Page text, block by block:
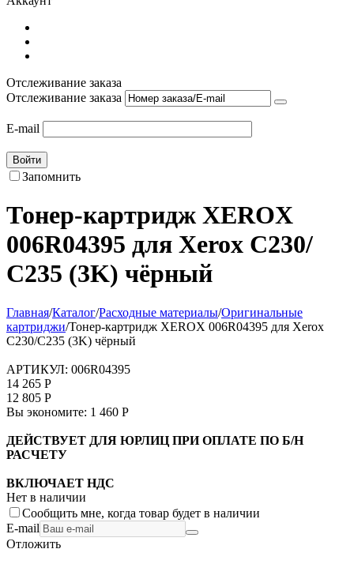
Отслеживание заказа
Отслеживание заказа
E-mail
Войти
Запомнить
Тонер-картридж XEROX
006R04395 для Xerox C230/
С235 (3K) чёрный
Главная/Каталог/Расходные материалы/Оригинальные
картриджи/Тонер-картридж XEROX 006R04395 для Xerox
C230/С235 (3K) чёрный
АРТИКУЛ: 006R04395
14 265 Р
12 805 Р
Вы экономите: 1 460 Р
ДЕЙСТВУЕТ ДЛЯ ЮРЛИЦ ПРИ ОПЛАТЕ ПО Б/Н
РАСЧЕТУ
ВКЛЮЧАЕТ НДС
Нет в наличии
Сообщить мне, когда товар будет в наличии
E-mail
Отложить